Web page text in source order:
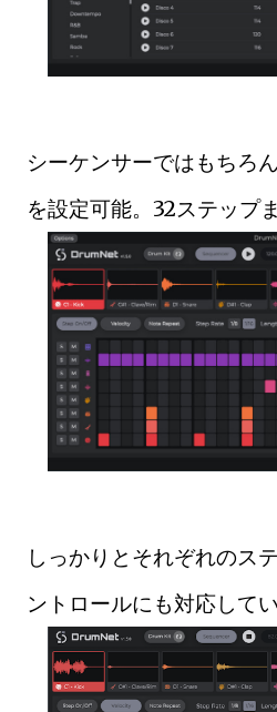
シーケンサーではもちろ
を設定可能。32ステップ
しっかりとそれぞれのス
ントロールにも対応してい